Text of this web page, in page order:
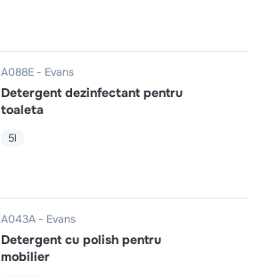
A088E Evans
Detergent dezinfectant pentru
toaleta
5l
A043A Evans
Detergent cu polish pentru
mobilier